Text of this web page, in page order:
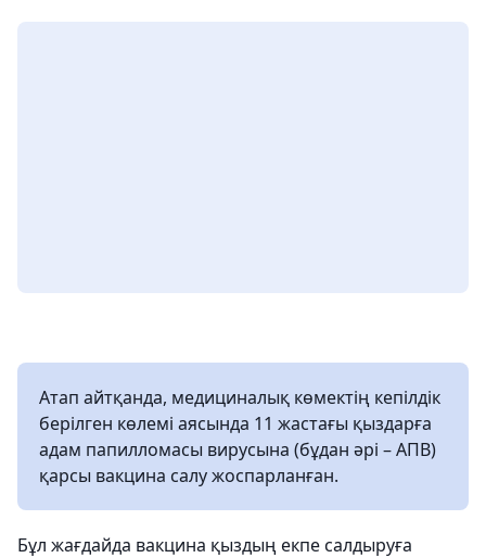
Атап айтқанда, медициналық көмектің кепілдік
берілген көлемі аясында 11 жастағы қыздарға
адам папилломасы вирусына (бұдан әрі – АПВ)
қарсы вакцина салу жоспарланған.
Бұл жағдайда вакцина қыздың екпе салдыруға